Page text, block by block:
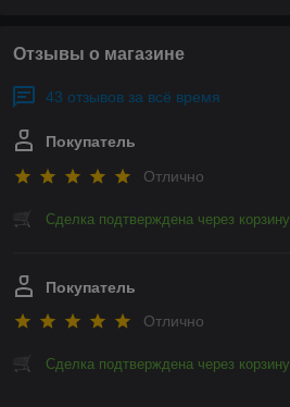
Отзывы о магазине
43 отзывов за всё время
Покупатель
Отлично
Сделка подтверждена через корзину
Покупатель
Отлично
Сделка подтверждена через корзину